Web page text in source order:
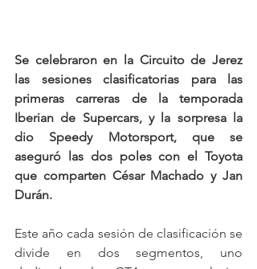
Se celebraron en la Circuito de Jerez
las sesiones clasificatorias para las
primeras carreras de la temporada
Iberian de Supercars, y la sorpresa la
dio Speedy Motorsport, que se
aseguró las dos poles con el Toyota
que comparten César Machado y Jan
Durán.
Este año cada sesión de clasificación se
divide en dos segmentos, uno